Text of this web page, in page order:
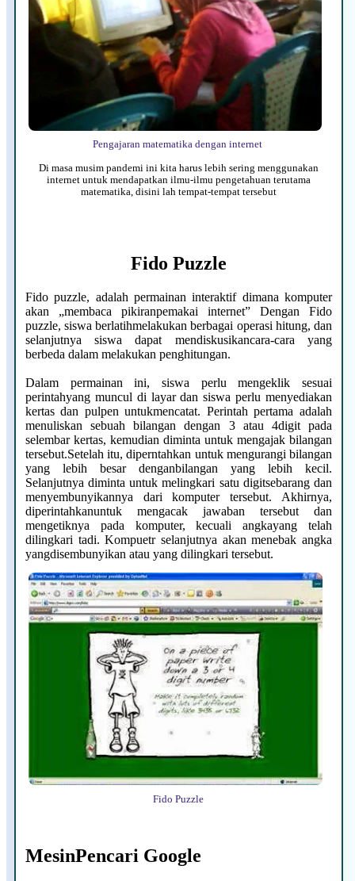
Pengajaran matematika dengan internet
Di masa musim pandemi ini kita harus lebih sering menggunakan
internet untuk mendapatkan ilmu-ilmu pengetahuan terutama
matematika, disini lah tempat-tempat tersebut
Fido Puzzle
Fido puzzle, adalah permainan interaktif dimana komputer
akan „membaca pikiranpemakai internet” Dengan Fido
puzzle, siswa berlatihmelakukan berbagai operasi hitung, dan
selanjutnya siswa dapat mendiskusikancara-cara yang
berbeda dalam melakukan penghitungan.
Dalam permainan ini, siswa perlu mengeklik sesuai
perintahyang muncul di layar dan siswa perlu menyediakan
kertas dan pulpen untukmencatat. Perintah pertama adalah
menuliskan sebuah bilangan dengan 3 atau 4digit pada
selembar kertas, kemudian diminta untuk mengajak bilangan
tersebut.Setelah itu, diperntahkan untuk mengurangi bilangan
yang lebih besar denganbilangan yang lebih kecil.
Selanjutnya diminta untuk melingkari satu digitsebarang dan
menyembunyikannya dari komputer tersebut. Akhirnya,
diperintahkanuntuk mengacak jawaban tersebut dan
mengetiknya pada komputer, kecuali angkayang telah
dilingkari tadi. Kompuetr selanjutnya akan menebak angka
yangdisembunyikan atau yang dilingkari tersebut.
Fido Puzzle
MesinPencari Google